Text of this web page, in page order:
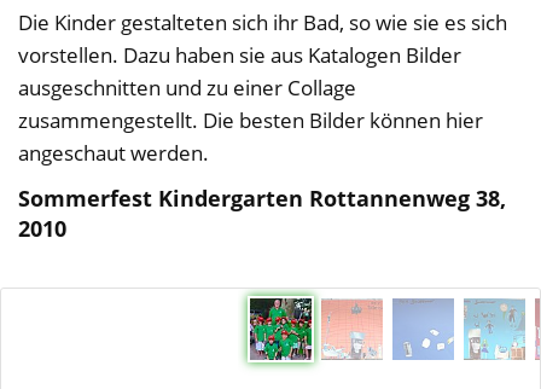
Die Kinder gestalteten sich ihr Bad, so wie sie es sich
vorstellen. Dazu haben sie aus Katalogen Bilder
ausgeschnitten und zu einer Collage
zusammengestellt. Die besten Bilder können hier
angeschaut werden.
Sommerfest Kindergarten Rottannenweg 38,
2010